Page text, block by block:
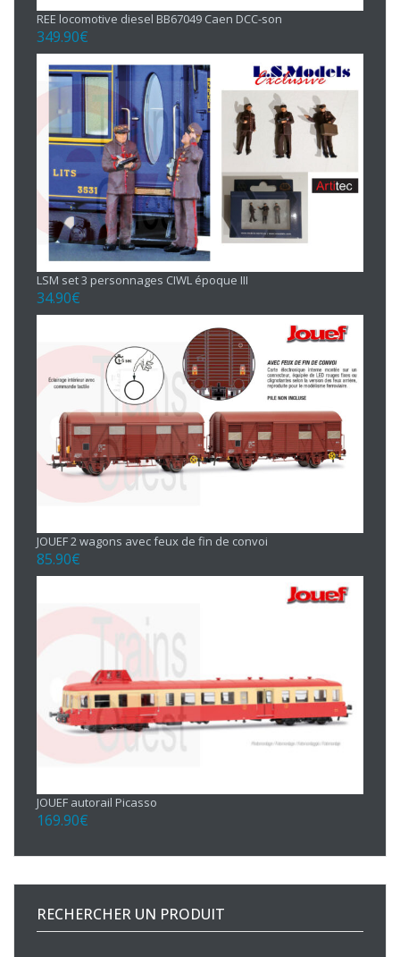
REE locomotive diesel BB67049 Caen DCC-son
349.90€
LSM set 3 personnages CIWL époque III
34.90€
JOUEF 2 wagons avec feux de fin de convoi
85.90€
JOUEF autorail Picasso
169.90€
RECHERCHER UN PRODUIT